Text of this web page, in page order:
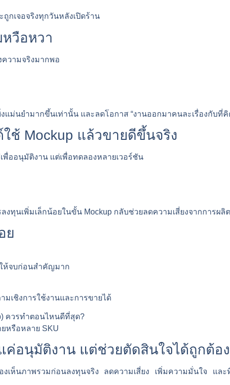
กเจอจริงทุกวันหลังเปิดร้าน
วือหวา
ความจริงมากพอ
แม่นยำมากขึ้นเท่านั้น และลดโอกาส “งานออกมาคนละเรื่องกับที่คิ
ช้ Mockup แล้วขายดีขึ้นจริง
พื่ออนุมัติงาน แต่เพื่อทดลองหลายเวอร์ชัน
งทุนเพิ่มเล็กน้อยในขั้น Mockup กลับช่วยลดความเสี่ยงจากการผลิ
ย
ให้จบก่อนสำคัญมาก
มเชิงการใช้งานและการขายได้
ควรทำตอนไหนดีที่สุด?
หรือหลาย SKU
ค่อนุมัติงาน แต่ช่วยตัดสินใจได้ถูกต้อง
เห็นภาพรวมก่อนลงทุนจริง ลดความเสี่ยง เพิ่มความมั่นใจ แล